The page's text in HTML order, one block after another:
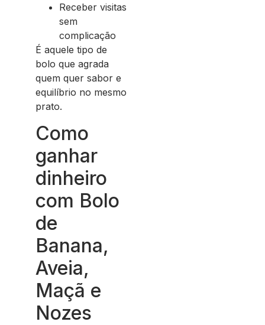
Receber visitas
sem
complicação
É aquele tipo de
bolo que agrada
quem quer sabor e
equilíbrio no mesmo
prato.
Como
ganhar
dinheiro
com Bolo
de
Banana,
Aveia,
Maçã e
Nozes